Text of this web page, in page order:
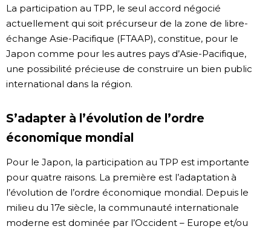
La participation au TPP, le seul accord négocié
actuellement qui soit précurseur de la zone de libre-
échange Asie-Pacifique (FTAAP), constitue, pour le
Japon comme pour les autres pays d’Asie-Pacifique,
une possibilité précieuse de construire un bien public
international dans la région.
S’adapter à l’évolution de l’ordre
économique mondial
Pour le Japon, la participation au TPP est importante
pour quatre raisons. La première est l’adaptation à
l’évolution de l’ordre économique mondial. Depuis le
milieu du 17e siècle, la communauté internationale
moderne est dominée par l’Occident – Europe et/ou